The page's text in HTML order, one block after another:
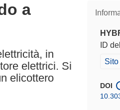
a
in
elettrici. Si
elicottero
ID
(si
una
DOI